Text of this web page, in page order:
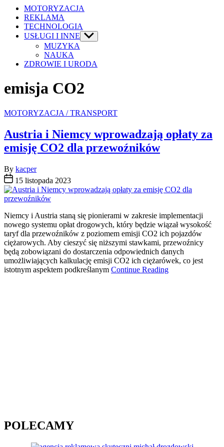
MOTORYZACJA
REKLAMA
TECHNOLOGIA
USŁUGI I INNE Show
sub
MUZYKA
NAUKA
ZDROWIE I URODA
emisja CO2
Categories
MOTORYZACJA / TRANSPORT
Austria i Niemcy wprowadzają opłaty za
emisję CO2 dla przewoźników
By kacper
15 listopada 2023
Niemcy i Austria staną się pionierami w zakresie implementacji
nowego systemu opłat drogowych, który będzie wiązał wysokość
taryf dla przewoźników z poziomem emisji CO2 ich pojazdów
ciężarowych. Aby cieszyć się niższymi stawkami, przewoźnicy
będą zobowiązani do dostarczenia odpowiednich danych
umożliwiających kalkulację emisji CO2 ich ciężarówek, co jest
istotnym aspektem podkreślanym Continue Reading
POLECAMY